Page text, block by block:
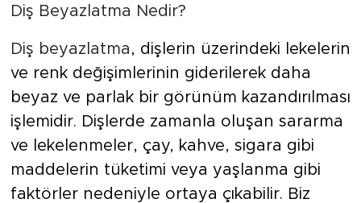
Diş Beyazlatma Nedir?
Diş beyazlatma , dişlerin üzerindeki lekelerin
ve renk değişimlerinin giderilerek daha
beyaz ve parlak bir görünüm kazandırılması
işlemidir. Dişlerde zamanla oluşan sararma
ve lekelenmeler, çay, kahve, sigara gibi
maddelerin tüketimi veya yaşlanma gibi
faktörler nedeniyle ortaya çıkabilir. Biz